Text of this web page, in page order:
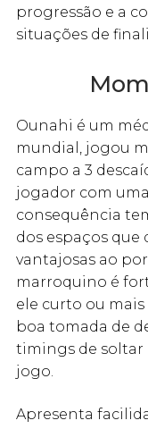
progressão e a
situações de
Ounahi é um
mundial, jogou
campo a 3
jogador com
consequência
dos espaços que
vantajosas ao
marroquino é
ele curto ou
boa tomada de
timings de soltar
jogo.
Apresenta